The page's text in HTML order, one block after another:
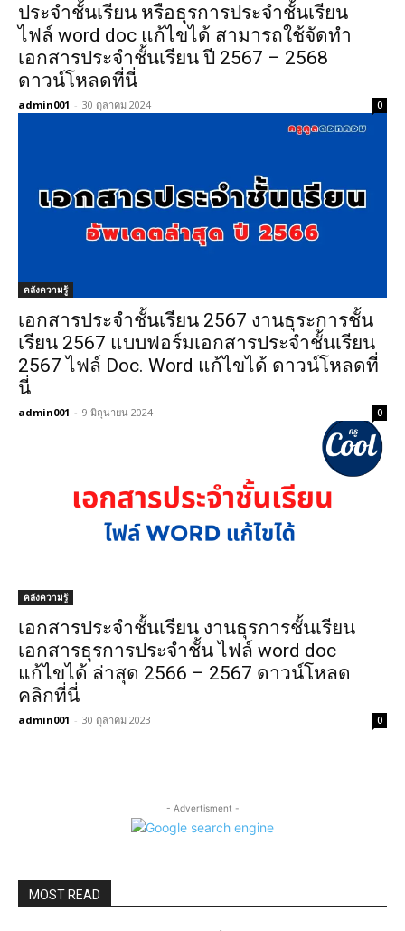
ประจำชั้นเรียน หรือธุรการประจำชั้นเรียน
ไฟล์ word doc แก้ไขได้ สามารถใช้จัดทำ
เอกสารประจำชั้นเรียน ปี 2567 – 2568
ดาวน์โหลดที่นี่
admin001 - 30 ตุลาคม 2024 0
คลังความรู้
เอกสารประจําชั้นเรียน 2567 งานธุระการชั้น
เรียน 2567 แบบฟอร์มเอกสารประจำชั้นเรียน
2567 ไฟล์ Doc. Word แก้ไขได้ ดาวน์โหลดที่
นี่
admin001 - 9 มิถุนายน 2024 0
คลังความรู้
เอกสารประจำชั้นเรียน งานธุรการชั้นเรียน
เอกสารธุรการประจำชั้น ไฟล์ word doc
แก้ไขได้ ล่าสุด 2566 – 2567 ดาวน์โหลด
คลิกที่นี่
admin001 - 30 ตุลาคม 2023 0
- Advertisment -
MOST READ